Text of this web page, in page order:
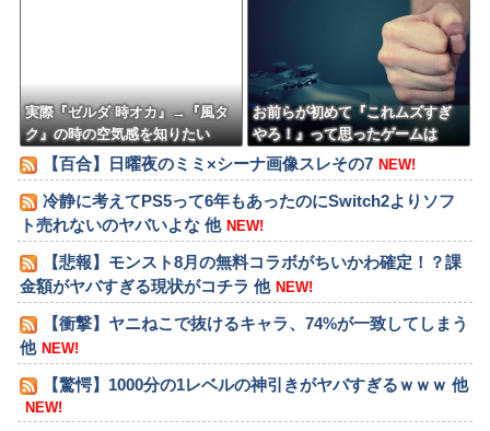
実際『ゼルダ 時オカ』→『風タ
ク』の時の空気感を知りたい
お前らが初めて『これムズすぎ
やろ！』って思ったゲームは
何？
【百合】日曜夜のミミ×シーナ画像スレその7 NEW!
冷静に考えてPS5って6年もあったのにSwitch2よりソフ
ト売れないのヤバいよな 他 NEW!
【悲報】モンスト8月の無料コラボがちいかわ確定！？課
金額がヤバすぎる現状がコチラ 他 NEW!
【衝撃】ヤニねこで抜けるキャラ、74%が一致してしまう
他 NEW!
【驚愕】1000分の1レベルの神引きがヤバすぎるｗｗｗ 他
NEW!